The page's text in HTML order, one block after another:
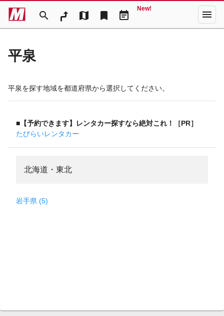
search map bookmark event_note
New! menu
平泉
平泉を探す地域を都道府県から選択してください。
■【予約できます】レンタカー探すなら絶対これ！［PR］
たびらいレンタカー
北海道・東北
岩手県 (5)